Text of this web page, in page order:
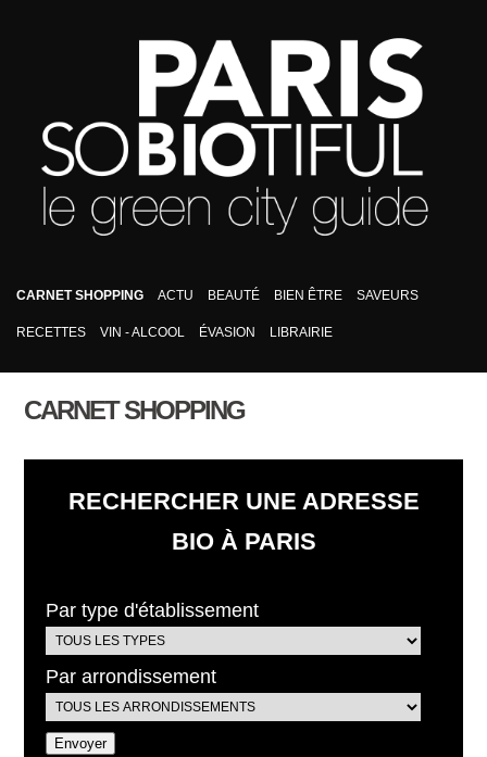
CARNET SHOPPING ACTU BEAUTÉ BIEN ÊTRE SAVEURS
RECETTES VIN - ALCOOL ÉVASION LIBRAIRIE
CARNET SHOPPING
RECHERCHER UNE ADRESSE
BIO À PARIS
Par type d'établissement
Par arrondissement